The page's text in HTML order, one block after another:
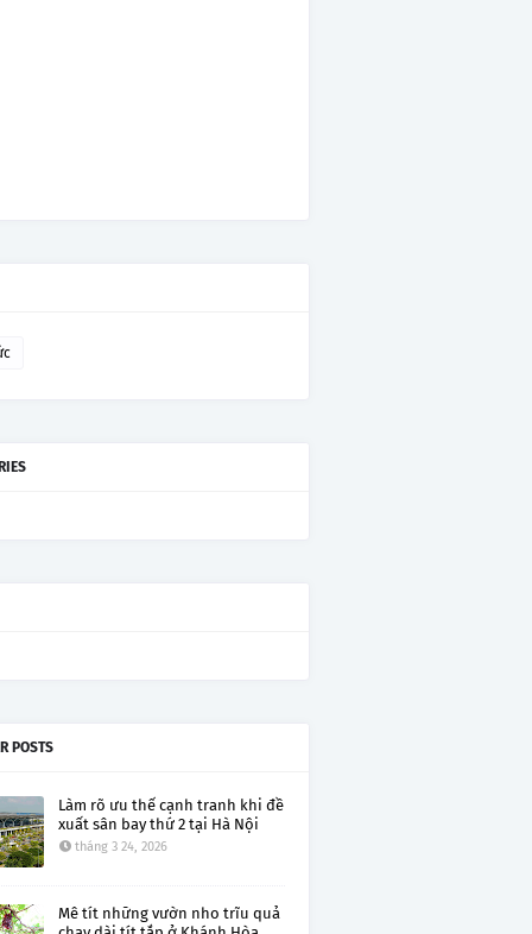
POSTS
Làm rõ ưu thế cạnh tranh khi đề
xuất sân bay thứ 2 tại Hà Nội
tháng 3 24, 2026
Mê tít những vườn nho trĩu quả